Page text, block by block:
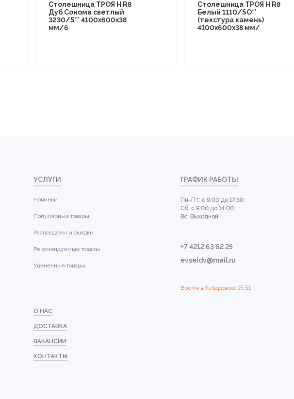
Столешница ТРОЯ Н R8
Дуб Сонома светлый
3230/S** 4100х600х38
мм/6
Столешница ТРОЯ Н R8
Белый 1110/SO**
(текстура камень)
4100х600х38 мм/
УСЛУГИ
Новинки
Популярные товары
Распродажи и скидки
Рекомендуемые товары
Уцененные товары
О НАС
ДОСТАВКА
ВАКАНСИИ
КОНТАКТЫ
ГРАФИК РАБОТЫ
Пн-Пт: с 9:00 до 17:30
Сб: с 9:00 до 14:00
Вс: Выходной
+7 4212 63 62 25
evseidv@mail.ru
Время в Хабаровске 15:51